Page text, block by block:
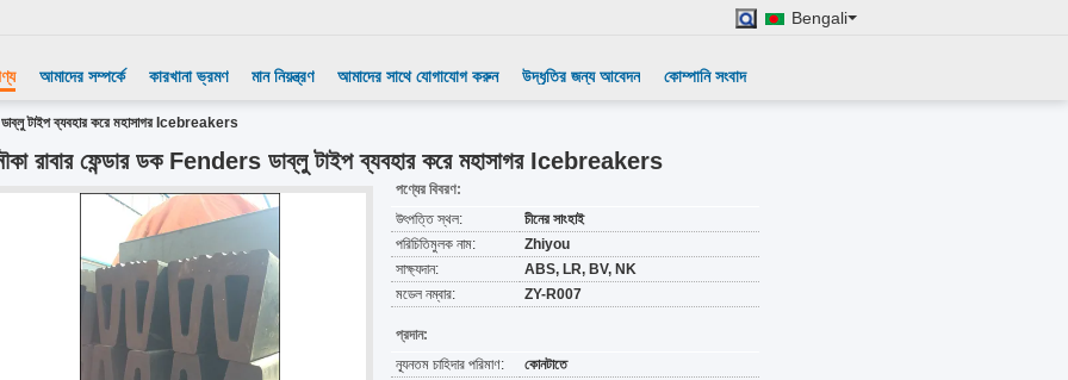
Bengali
আমাদের সম্পর্কে কারখানা ভ্রমণ মান নিয়ন্ত্রণ আমাদের সাথে যোগাযোগ করুন উদ্ধৃতির জন্য আবেদন কোম্পানি সংবাদ
টাইপ ব্যবহার করে মহাসাগর Icebreakers
রাবার ফেন্ডার ডক Fenders ডাব্লু টাইপ ব্যবহার করে মহাসাগর Icebreakers
পণ্যের বিবরণ:
উৎপত্তি স্থল:
চীনের সাংহাই
পরিচিতিমুলক নাম:
Zhiyou
সাক্ষ্যদান:
ABS, LR, BV, NK
মডেল নম্বার:
ZY-R007
প্রদান:
ন্যূনতম চাহিদার পরিমাণ:
কোনটাতে